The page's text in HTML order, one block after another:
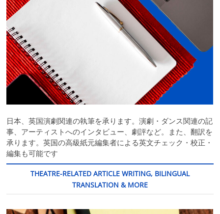
日本、英国演劇関連の執筆を承ります。演劇・ダンス関連の記
事、アーティストへのインタビュー、劇評など。また、翻訳を
承ります。英国の高級紙元編集者による英文チェック・校正・
編集も可能です
THEATRE-RELATED ARTICLE WRITING, BILINGUAL
TRANSLATION & MORE